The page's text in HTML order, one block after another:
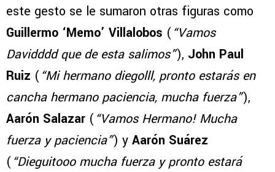
este gesto se le sumaron otras figuras como
Guillermo ‘Memo’ Villalobos ( “Vamos
Davidddd que de esta salimos”), John Paul
Ruiz ( “Mi hermano diegolll, pronto estarás en
cancha hermano paciencia, mucha fuerza”),
Aarón Salazar ( “Vamos Hermano! Mucha
fuerza y paciencia”) y Aarón Suárez
( “Dieguitooo mucha fuerza y pronto estará